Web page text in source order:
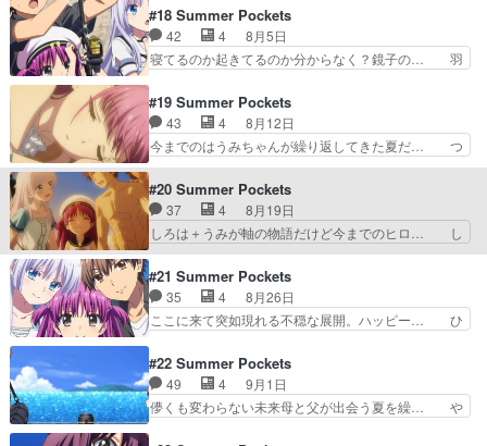
結するんか？このおじいちゃ… うみちゃんの腋だ
あああああああああああ！… ・あ～そこに繋がる
のかって感じ※アニメツ…
てんだ～じいさんうみちゃんの秘密は… 別れ際に
好きになりましたってね、こういう… しろはちゃ
ん可愛すぎ！！！大人しくて儚げ… やぁやぁやぁ
やぁやぁやぁひひひひひひひひ… しろはちゃんル
れで終わり？メイン… 最後まで地味というか無難
というかオーソド… 羽依里は夏鳥の儀をしろはの
側で見守らせて…
#18 Summer Pockets
42 4
8月5日
寝てるのか起きてるのか分からなく？鏡子の… 羽
めたアニメを消化していくおそらく最… エンドレ
スなんとかですね分かりますラスボ… うみちゃん
が元気になってよかったですよ。… おいおいおい
おいおいおいおいおいおいおい… 岬鏡子は姪のう
ンドになったと思ったが、… 次は幼女（うみちゃ
ん）√なのか…。いちい… うみちゃん、なんかル
ートごとにキャラ違う…
#19 Summer Pockets
43 4
8月12日
今までのはうみちゃんが繰り返してきた夏だ… つ
いに明かされたうみちゃんの謎。なるほど… でも
うみはしろはにお母さんはおしまいと言… 急に話
が重要なところに入って大混乱してる… 後はまぁ
前回の予想に近かったなぁ。しかし… 原作未履修
だけど情報出しが丁寧なのでさす… 蒼のエサはエ
しまった。まだ続きがあるの… 終盤に差し掛かる
につれ、物語が複雑になっ… 想像の何十倍もおも
しろい。なんで原作スル…
#20 Summer Pockets
37 4
8月19日
しろは＋うみが軸の物語だけど今までのヒロ… し
ろはぼっちいじりおもろかったわ。普通に… 羽依
里はしろはのじいさんに水中格闘技で勝… 読めて
たのが読めなくなるうみ..ループし… ただまぁ展
開自体は少し変わってくるのかな… 悲しいときに
読む手紙ぼっちしろはボケたぞ… しろはの言動理
ろはの子供だった。で自分… うみちゃんの願いを
叶えて上げようと、周り… これなんてCLAN…も
とい人生。話運びと…
#21 Summer Pockets
35 4
8月26日
ここに来て突如現れる不穏な展開。ハッピー… ひ
うみちゃんが乗ってる助かった…しろは… しろは
ルートであれば悪い未来を回避したこ… ボッチに
膨れるしろは笑ボッチにさせない発… うみちゃん
がいよいよ危ういな〜あとしろは… 原作未プレイ
#22 Summer Pockets
49 4
9月1日
儚くも変わらない未来母と父が出会う夏を繰… や